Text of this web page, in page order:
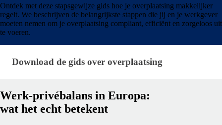
Ontdek met deze stapsgewijze gids hoe je overplaatsing makkelijker
regelt. We beschrijven de belangrijkste stappen die jij en je werkgever
moeten nemen om je overplaatsing compliant, efficiënt en zorgeloos uit
te voeren.
Download de gids over overplaatsing
Download de gids over overplaatsing
Werk-privébalans in Europa:
wat het echt betekent